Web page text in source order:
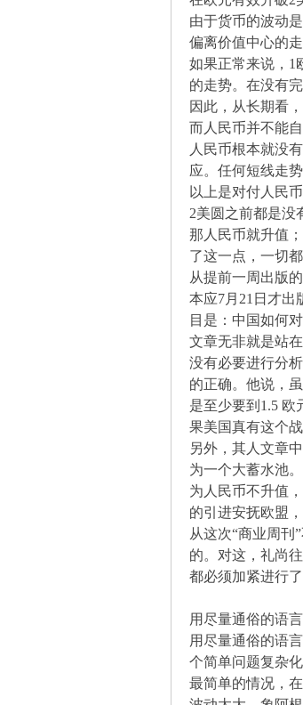
由于货币的波动
偏离价值中心的
如果正常来说，1
的走势。在没有
因此，从长期看
而人民币并不能
人民币根本就没
应。任何短线走
以上是对付人民
2美圆之前都是没
那人民币就升值
了这一点，一切都
从提前一周出版
本应7月21日才出
目是：中国如何
文章无非就是站
没有必要进行分
的正确。他说，
是至少要到1.5 欧
果美国真有这个
另外，其人文章
为一个大蓄水池
为人民币不升值
的引进安抚欧盟
从这次“商业周刊
的。对这，礼尚
都必须加紧进行了
用尽量通俗的语
用尽量通俗的语
个简单问题复杂
最简单的情况，